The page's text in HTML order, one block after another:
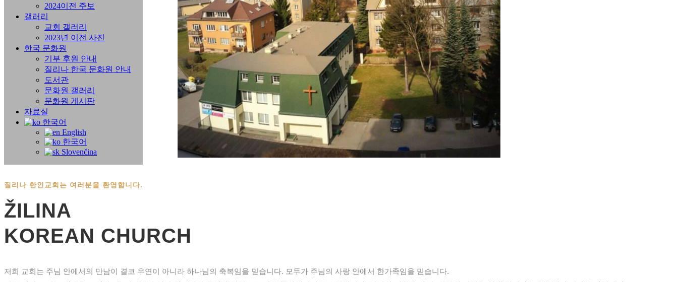
2024이전 주보
갤러리
교회 갤러리
2023년 이전 사진
한국 문화원
기부 후원 안내
질리나 한국 문화원 안내
도서관
문화원 갤러리
문화원 게시판
자료실
한국어
English
한국어
Slovenčina
질리나 한인교회는 여러분을 환영합니다.
ŽILINA
KOREAN CHURCH
저희 교회는 주님 안에서의 만남이 결코 우연이 아니라 하나님의 축복임을 믿습니다. 모두가 주님의 사랑 안에서 한가족임을 믿습니다.